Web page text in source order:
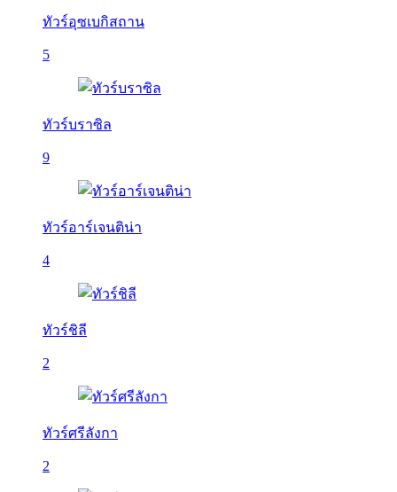
ทัวร์อุซเบกิสถาน
5
ทัวร์บราซิล
9
ทัวร์อาร์เจนติน่า
4
ทัวร์ชิลี
2
ทัวร์ศรีลังกา
2